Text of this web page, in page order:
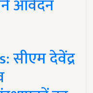
आवेदन
सीएम देवेंद्र